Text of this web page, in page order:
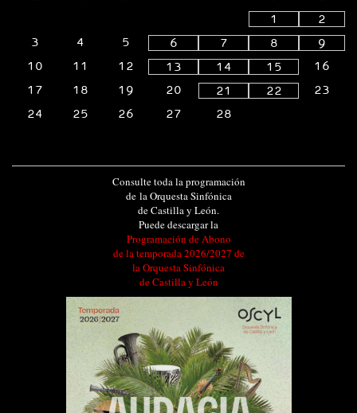
1
2
3
4 5 6 7 8
9
10
11 12 13 14 15
16
17
18 19 20 21 22
23
24
25 26 27 28
Consulte toda la programación
de la Orquesta Sinfónica
de Castilla y León.
Puede descargar la
Programación de Abono
de la temporada 2026/2027 de
la Orquesta Sinfónica
de Castilla y León